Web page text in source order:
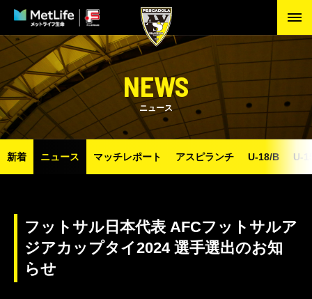
NEWS
ニュース
新着 ニュース マッチレポート アスピランチ U-18/B U-
フットサル日本代表 AFCフットサルア
ジアカップタイ2024 選手選出のお知
らせ